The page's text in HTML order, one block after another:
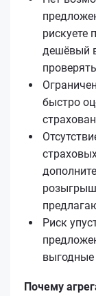
рискуете
дешёвый
быстро
Риск
выгодные
Почему